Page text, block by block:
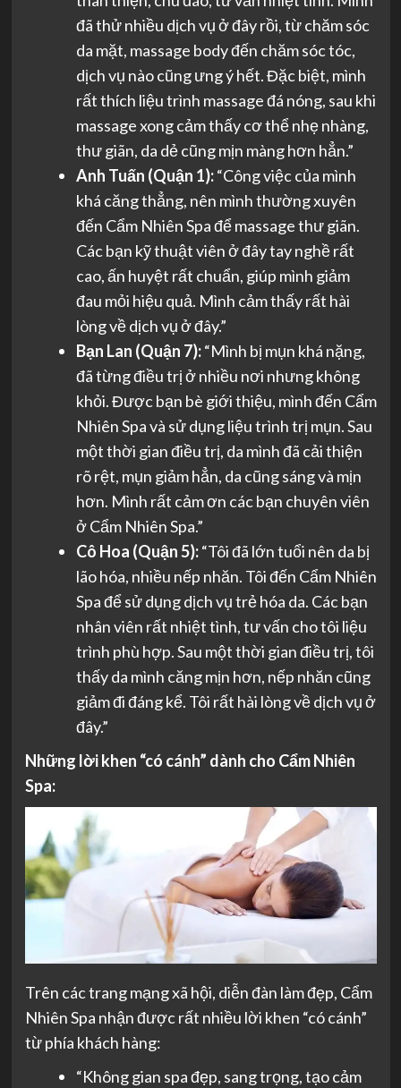
đã thử nhiều dịch vụ ở đây rồi, từ chăm sóc
da mặt, massage body đến chăm sóc tóc,
dịch vụ nào cũng ưng ý hết. Đặc biệt, mình
rất thích liệu trình massage đá nóng, sau khi
massage xong cảm thấy cơ thể nhẹ nhàng,
thư giãn, da dẻ cũng mịn màng hơn hẳn.”
Anh Tuấn (Quận 1):“Công việc của mình
khá căng thẳng, nên mình thường xuyên
đến Cẩm Nhiên Spa để massage thư giãn.
Các bạn kỹ thuật viên ở đây tay nghề rất
cao, ấn huyệt rất chuẩn, giúp mình giảm
đau mỏi hiệu quả. Mình cảm thấy rất hài
lòng về dịch vụ ở đây.”
Bạn Lan (Quận 7):“Mình bị mụn khá nặng,
đã từng điều trị ở nhiều nơi nhưng không
khỏi. Được bạn bè giới thiệu, mình đến Cẩm
Nhiên Spa và sử dụng liệu trình trị mụn. Sau
một thời gian điều trị, da mình đã cải thiện
rõ rệt, mụn giảm hẳn, da cũng sáng và mịn
hơn. Mình rất cảm ơn các bạn chuyên viên
ở Cẩm Nhiên Spa.”
Cô Hoa (Quận 5):“Tôi đã lớn tuổi nên da bị
lão hóa, nhiều nếp nhăn. Tôi đến Cẩm Nhiên
Spa để sử dụng dịch vụ trẻ hóa da. Các bạn
nhân viên rất nhiệt tình, tư vấn cho tôi liệu
trình phù hợp. Sau một thời gian điều trị, tôi
thấy da mình căng mịn hơn, nếp nhăn cũng
giảm đi đáng kể. Tôi rất hài lòng về dịch vụ ở
đây.”
Những lời khen “có cánh” dành cho Cẩm Nhiên
Spa:
Trên các trang mạng xã hội, diễn đàn làm đẹp, Cẩm
Nhiên Spa nhận được rất nhiều lời khen “có cánh”
từ phía khách hàng:
“Không gian spa đẹp, sang trọng, tạo cảm